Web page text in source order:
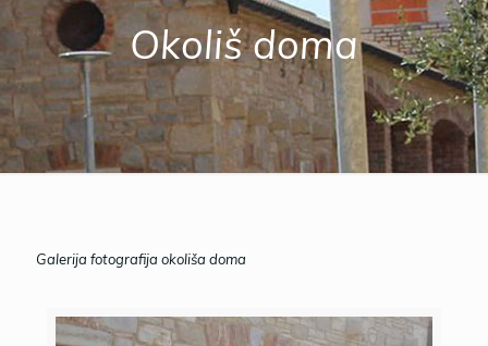
Okoliš doma
Galerija fotografija okoliša doma